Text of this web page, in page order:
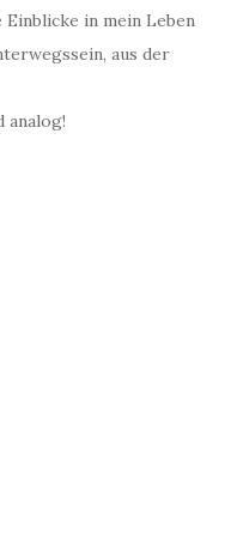
in mein Leben
aus der
analog!